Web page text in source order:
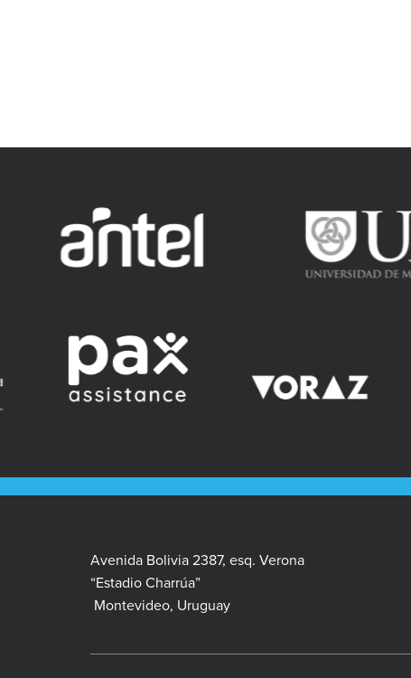
Avenida Bolivia 2387, esq. Verona
“Estadio Charrúa”
Montevideo, Uruguay